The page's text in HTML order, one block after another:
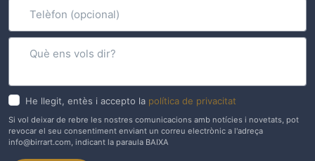
He llegit, entès i accepto la política de privacitat
Si vol deixar de rebre les nostres comunicacions amb notícies i novetats, pot
revocar el seu consentiment enviant un correu electrònic a l'adreça
info@birrart.com, indicant la paraula BAIXA